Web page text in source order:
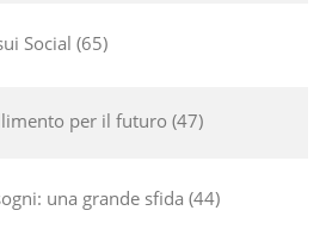
Social 65
per il futuro 47
una grande sfida 44